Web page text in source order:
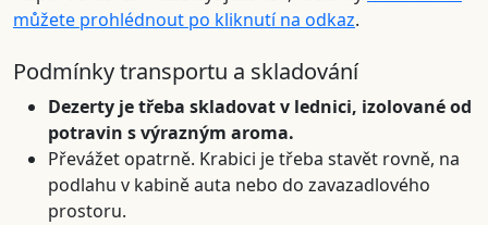
můžete prohlédnout po kliknutí na odkaz.
Podmínky transportu a skladování
Dezerty je třeba skladovat v lednici, izolované od
potravin s výrazným aroma.
Převážet opatrně. Krabici je třeba stavět rovně, na
podlahu v kabině auta nebo do zavazadlového
prostoru.